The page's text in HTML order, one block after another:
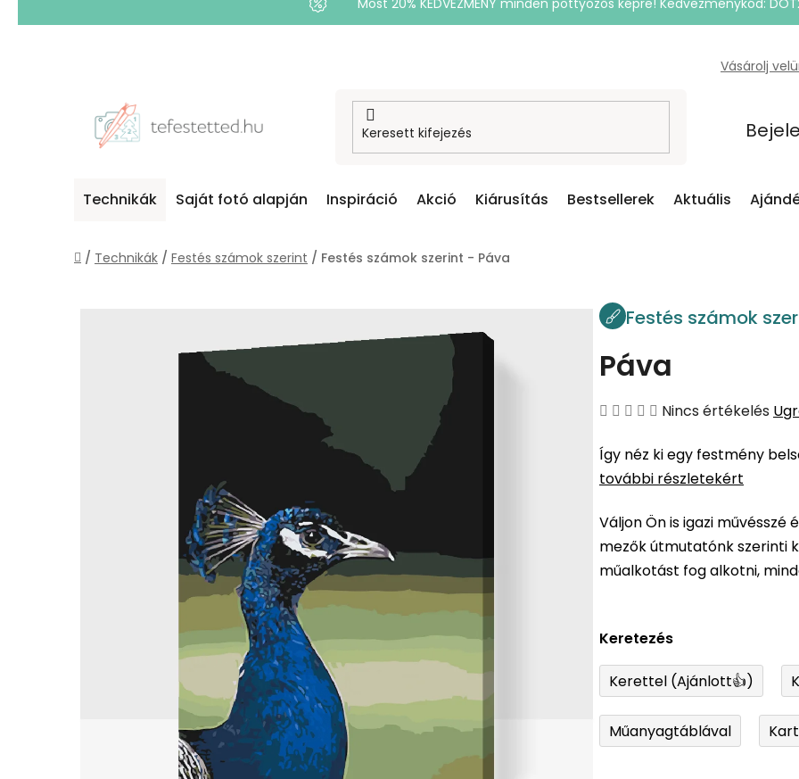
Most 20% KEDVEZMÉNY minden pöttyözős képre! Kedvezménykód:
Vásárolj
Technikák Saját fotó alapján Inspiráció Akció Kiárusítás Bestsellerek Aktuális
Kezdőlap
/ Technikák / Festés számok szerint / Festés számok szerint - Páva
Festés számok
Páva
A
átlagos
értékelése
ből
0,0
csillag.
Nincs értékelés
Így néz ki egy festmény
további részletekért
Váljon Ön is igazi
mezők útmutatónk szerinti
műalkotást fog alkotni,
Keretezés
Kerettel (Ajánlott👍)
Műanyagtáblával